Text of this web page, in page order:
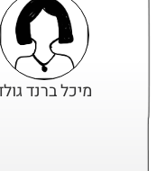
מיכל ברנד גולד